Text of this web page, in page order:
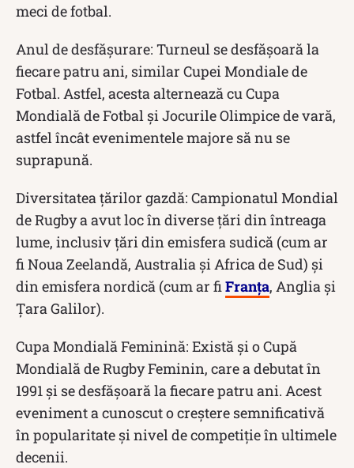
meci de fotbal.
Anul de desfășurare: Turneul se desfășoară la
fiecare patru ani, similar Cupei Mondiale de
Fotbal. Astfel, acesta alternează cu Cupa
Mondială de Fotbal și Jocurile Olimpice de vară,
astfel încât evenimentele majore să nu se
suprapună.
Diversitatea țărilor gazdă: Campionatul Mondial
de Rugby a avut loc în diverse țări din întreaga
lume, inclusiv țări din emisfera sudică (cum ar
fi Noua Zeelandă, Australia și Africa de Sud) și
din emisfera nordică (cum ar fiFranța, Anglia și
Țara Galilor).
Cupa Mondială Feminină: Există și o Cupă
Mondială de Rugby Feminin, care a debutat în
1991 și se desfășoară la fiecare patru ani. Acest
eveniment a cunoscut o creștere semnificativă
în popularitate și nivel de competiție în ultimele
decenii.